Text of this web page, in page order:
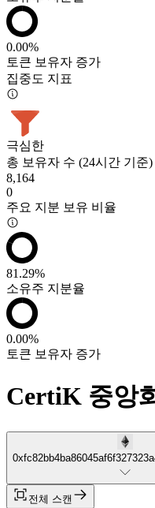
0.00%
토큰 보유자 증가
집중도 지표
극심한
총 보유자 수 (24시간 기준)
8,164
0
주요 지분 보유 비율
81.29%
소유주 지분율
0.00%
토큰 보유자 증가
CertiK 중앙
전체 스캔